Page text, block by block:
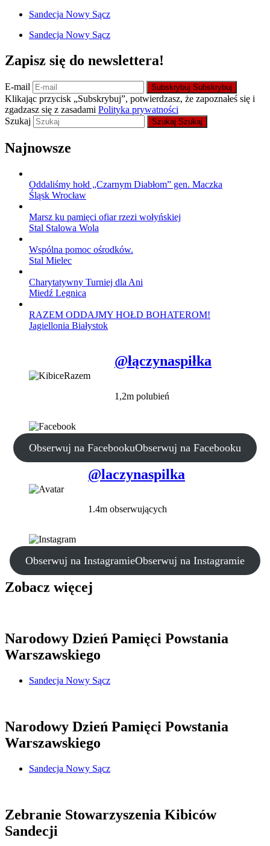
Sandecja Nowy Sącz
Sandecja Nowy Sącz
Zapisz się do newslettera!
E-mail Subskrybuj Subskrybuj
Klikając przycisk „Subskrybuj”, potwierdzasz, że zapoznałeś się i
zgadzasz się z zasadami Polityka prywatności
Szukaj
Szukaj Szukaj
Najnowsze
Oddaliśmy hołd „Czarnym Diabłom” gen. Maczka
Śląsk Wrocław
Marsz ku pamięci ofiar rzezi wołyńskiej
Stal Stalowa Wola
Wspólna pomoc ośrodków.
Stal Mielec
Charytatywny Turniej dla Ani
Miedź Legnica
RAZEM ODDAJMY HOŁD BOHATEROM!
Jagiellonia Białystok
@łączynaspiłka
1,2m polubień
Obserwuj na FacebookuObserwuj na Facebooku
@laczynaspilka
1.4m obserwujących
Obserwuj na InstagramieObserwuj na Instagramie
Zobacz więcej
Narodowy Dzień Pamięci Powstania
Warszawskiego
Sandecja Nowy Sącz
Narodowy Dzień Pamięci Powstania
Warszawskiego
Sandecja Nowy Sącz
Zebranie Stowarzyszenia Kibiców
Sandecji